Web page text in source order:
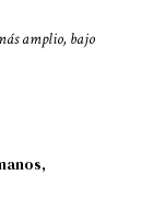
amplio, bajo